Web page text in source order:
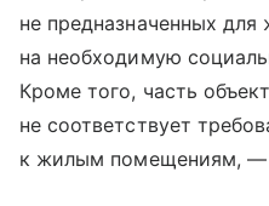
не предназначенных для
на необходимую
Кроме того, часть
не соответствует
к жилым помещениям, —